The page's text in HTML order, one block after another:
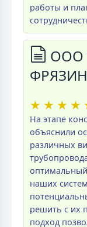
работы и
ООО
★ ★ ★ ★
На этапе
объяснили
различных
оптимальный
наших
решить с их
подход